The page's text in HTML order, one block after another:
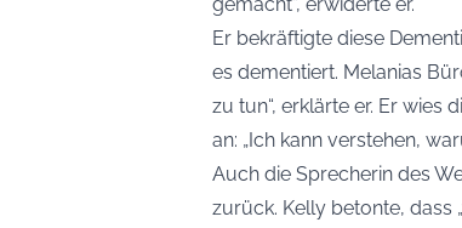
Er bekräftigte diese
es dementiert. Melanias
zu tun“, erklärte er. Er
an: „Ich kann verstehen,
Auch die Sprecherin des
zurück. Kelly betonte, dass